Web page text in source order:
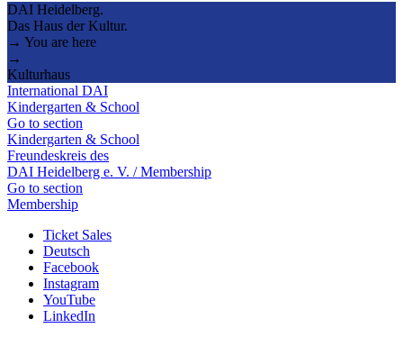
DAI Heidelberg.
Das Haus der Kultur.
→ You are here
→
Kulturhaus
International DAI
Kindergarten & School
Go to section
Kindergarten & School
Freundeskreis des
DAI Heidelberg e. V. / Membership
Go to section
Membership
Ticket Sales
Deutsch
Facebook
Instagram
YouTube
LinkedIn